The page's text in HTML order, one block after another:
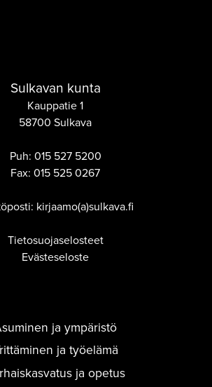
Sulkavan kunta
Kauppatie 1
58700 Sulkava
Puh: 015 527 5200
Fax: 015 525 0267
kirjaamo(a)sulkava.fi
Tietosuojaselosteet
Evästeseloste
ja ympäristö
ja työelämä
ja opetus